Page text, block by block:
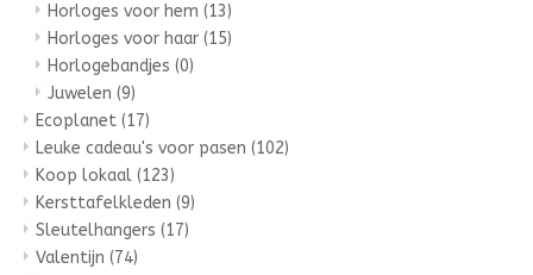
Horloges voor hem (13)
Horloges voor haar (15)
Horlogebandjes (0)
Juwelen (9)
Ecoplanet (17)
Leuke cadeau's voor pasen (102)
Koop lokaal (123)
Kersttafelkleden (9)
Sleutelhangers (17)
Valentijn (74)